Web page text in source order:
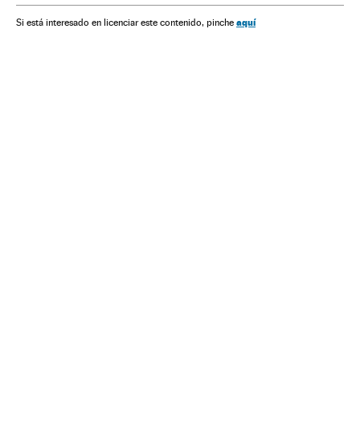
Si está interesado en licenciar este contenido, pinche aquí